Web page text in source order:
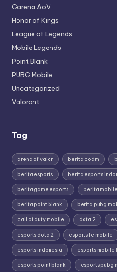
Garena AoV
Honor of Kings
League of Legends
Mobile Legends
Point Blank
PUBG Mobile
Uncategorized
Valorant
Tag
arena of valor berita codm
berita esports berita esports
berita game esports berita
berita point blank berita pubg
call of duty mobile dota 2
esports dota 2 esports fc mobile
esports indonesia esports mobile
esports point blank esports pubg